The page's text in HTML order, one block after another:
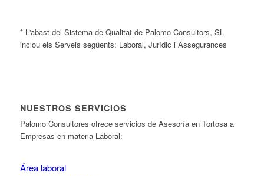
* L'abast del Sistema de Qualitat de Palomo Consultors, SL
inclou els Serveis següents: Laboral, Jurídic i Assegurances
NUESTROS SERVICIOS
Palomo Consultores ofrece servicios de Asesoría en Tortosa a
Empresas en materia Laboral:
Área laboral